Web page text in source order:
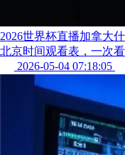
2026世界杯直播加拿大
北京时间观看表，一次
2026-05-04 07:18:05